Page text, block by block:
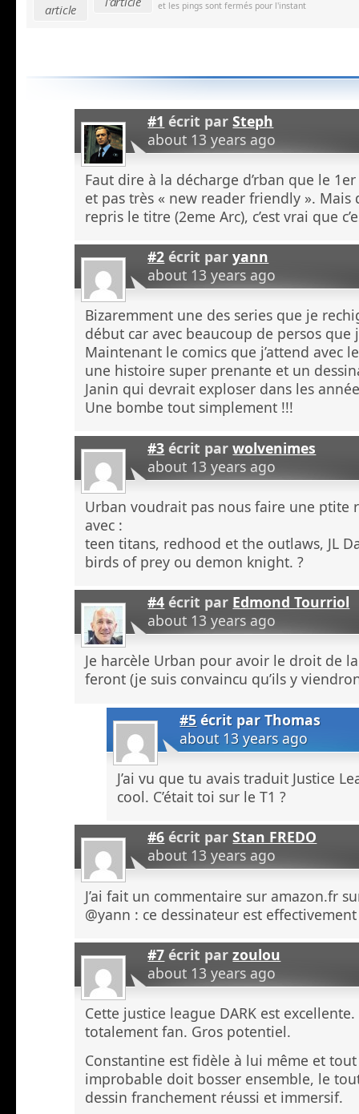
article
et les pings sont fermés pour l'instant
#1 écrit parSteph
about 13 years ago
Faut dire à la décharge d’rban que le
et pas très « new reader friendly ». Mais
repris le titre (2eme Arc), c’est vrai que
#2 écrit paryann
about 13 years ago
Bizaremment une des series que je
début car avec beaucoup de persos que
Maintenant le comics que j’attend avec
une histoire super prenante et un
Janin qui devrait exploser dans les
Une bombe tout simplement !!!
#3 écrit parwolvenimes
about 13 years ago
Urban voudrait pas nous faire une ptite
avec :
teen titans, redhood et the outlaws, JL
birds of prey ou demon knight. ?
#4 écrit par Edmond Tourriol
about 13 years ago
Je harcèle Urban pour avoir le droit de
feront (je suis convaincu qu’ils y
#5 écrit parThomas
about 13 years ago
J’ai vu que tu avais traduit Justice
cool. C’était toi sur le T1 ?
#6 écrit parStan FREDO
about 13 years ago
J’ai fait un commentaire sur amazon.fr
@yann : ce dessinateur est
#7 écrit parzoulou
about 13 years ago
Cette justice league DARK est
totalement fan. Gros potentiel.
Constantine est fidèle à lui même et
improbable doit bosser ensemble, le
dessin franchement réussi et immersif.